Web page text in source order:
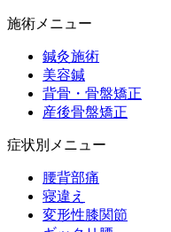
施術メニュー
鍼灸施術
美容鍼
背骨・骨盤矯正
産後骨盤矯正
症状別メニュー
腰背部痛
寝違え
変形性膝関節